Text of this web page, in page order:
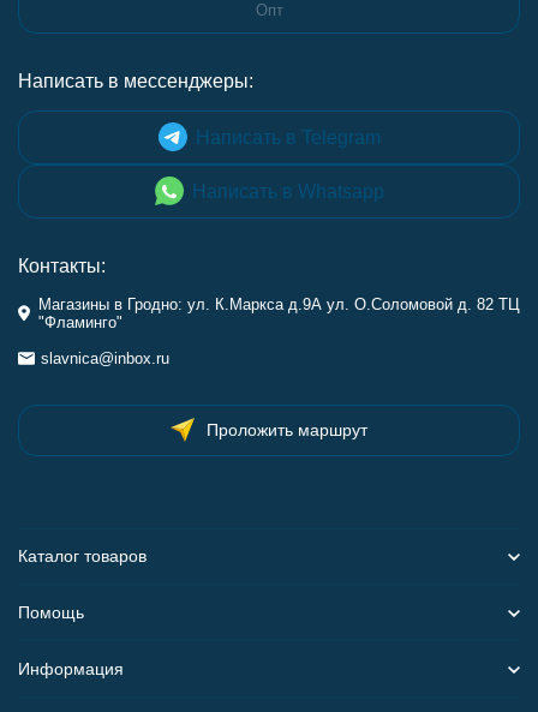
Опт
Написать в мессенджеры:
Написать в Telegram
Написать в Whatsapp
Контакты:
Магазины в Гродно: ул. К.Маркса д.9А ул. О.Соломовой д. 82 ТЦ
"Фламинго"
slavnica@inbox.ru
Проложить маршрут
Каталог товаров
Помощь
Информация